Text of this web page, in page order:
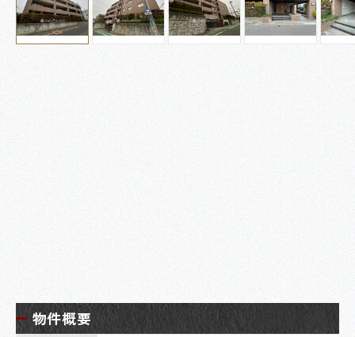
物件概要